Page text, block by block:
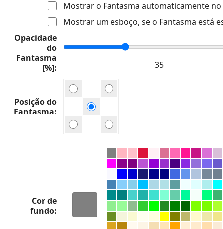
Mostrar o Fantasma automaticamente no
Mostrar um esboço, se o Fantasma está
Opacidade
do
Fantasma
[%]
Posição do
Fantasma
Cor de
fundo